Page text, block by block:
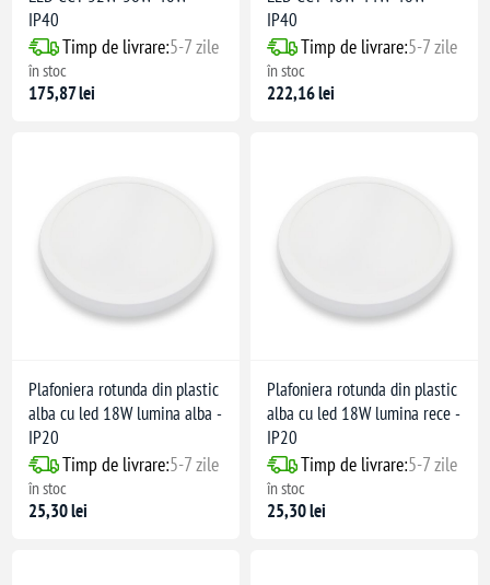
IP40
Timp de livrare:5-7 zile
în stoc
175,87 lei
IP40
Timp de livrare:5-7 zile
în stoc
222,16 lei
Plafoniera rotunda din plastic
alba cu led 18W lumina alba -
IP20
Timp de livrare:5-7 zile
în stoc
25,30 lei
Plafoniera rotunda din plastic
alba cu led 18W lumina rece -
IP20
Timp de livrare:5-7 zile
în stoc
25,30 lei